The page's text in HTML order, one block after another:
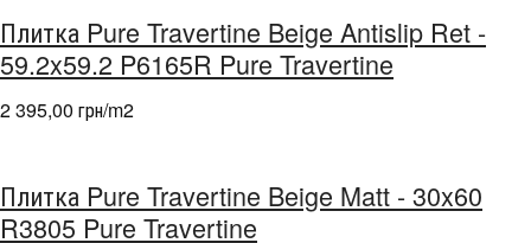
Плитка Pure Travertine Beige Antislip Ret -
59.2x59.2 P6165R Pure Travertine
2 395,00 грн/m2
Плитка Pure Travertine Beige Matt - 30x60
R3805 Pure Travertine